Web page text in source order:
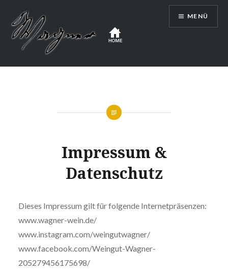
Inhalt
springen
WEINGUT WAGNER
MENÜ
Impressum &
Datenschutz
Dieses Impressum gilt für folgende Internetpräsenzen:
www.wagner-wein.de/
www.instagram.com/weingutwagner/
www.facebook.com/Weingut-Wagner-
205279456175698/